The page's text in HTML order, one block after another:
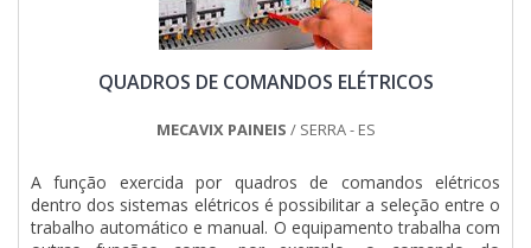
QUADROS DE COMANDOS ELÉTRICOS
MECAVIX PAINEIS / SERRA - ES
A função exercida por quadros de comandos elétricos
dentro dos sistemas elétricos é possibilitar a seleção entre o
trabalho automático e manual. O equipamento trabalha com